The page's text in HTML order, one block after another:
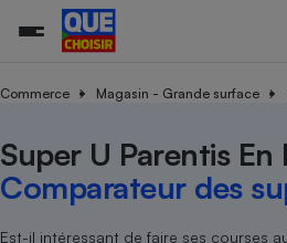
Commerce Magasin - Grande surface
Super U Parentis
Comparateur des
Est-il intéressant de faire ses courses
Toutes les actualités
Enquêtes
Guides d'achat
Tous les services
Tous nos combats
Nos actions
Nos grandes victoires
L’association
Nos missions
Notre méthodologie